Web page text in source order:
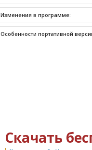
Изменения в программе:
Особенности портативной
Скачать